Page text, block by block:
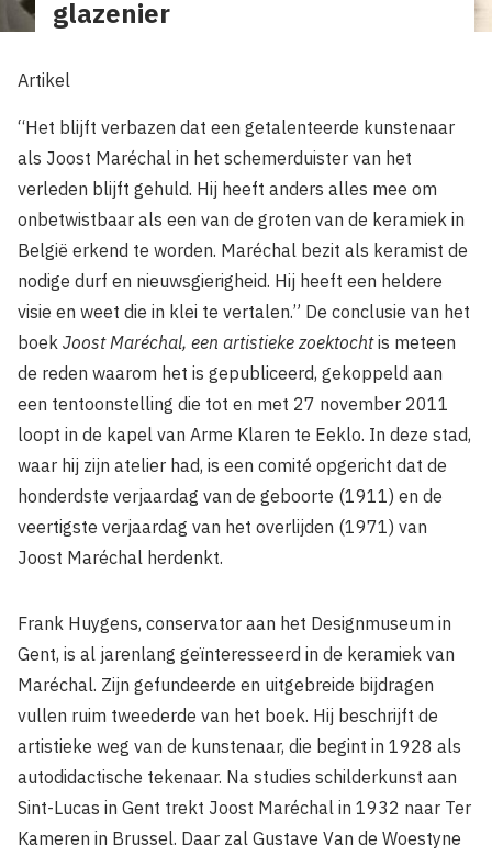
glazenier
Artikel
“Het blijft verbazen dat een getalenteerde kunstenaar
als Joost Maréchal in het schemerduister van het
verleden blijft gehuld. Hij heeft anders alles mee om
onbetwistbaar als een van de groten van de keramiek in
België erkend te worden. Maréchal bezit als keramist de
nodige durf en nieuwsgierigheid. Hij heeft een heldere
visie en weet die in klei te vertalen.” De conclusie van het
boek Joost Maréchal, een artistieke zoektochtis meteen
de reden waarom het is gepubliceerd, gekoppeld aan
een tentoonstelling die tot en met 27 november 2011
loopt in de kapel van Arme Klaren te Eeklo. In deze stad,
waar hij zijn atelier had, is een comité opgericht dat de
honderdste verjaardag van de geboorte (1911) en de
veertigste verjaardag van het overlijden (1971) van
Joost Maréchal herdenkt.
Frank Huygens, conservator aan het Designmuseum in
Gent, is al jarenlang geïnteresseerd in de keramiek van
Maréchal. Zijn gefundeerde en uitgebreide bijdragen
vullen ruim tweederde van het boek. Hij beschrijft de
artistieke weg van de kunstenaar, die begint in 1928 als
autodidactische tekenaar. Na studies schilderkunst aan
Sint-Lucas in Gent trekt Joost Maréchal in 1932 naar Ter
Kameren in Brussel. Daar zal Gustave Van de Woestyne